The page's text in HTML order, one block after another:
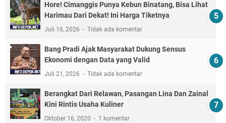
Hore! Cimanggis Punya Kebun Binatang, Bisa Lihat
Harimau Dari Dekat! Ini Harga Tiketnya
Juli 16, 2026 Tidak ada komentar
Bang Pradi Ajak Masyarakat Dukung Sensus
Ekonomi dengan Data yang Valid
Juli 21, 2026 Tidak ada komentar
Berangkat Dari Relawan, Pasangan Lina Dan Zainal
Kini Rintis Usaha Kuliner
Oktober 16, 2020 1 komentar